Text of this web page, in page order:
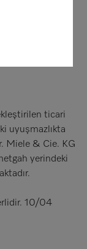
maddesi
ticari
uyuşmazlıkta
Miele & Cie. KG
yerindeki
10/04